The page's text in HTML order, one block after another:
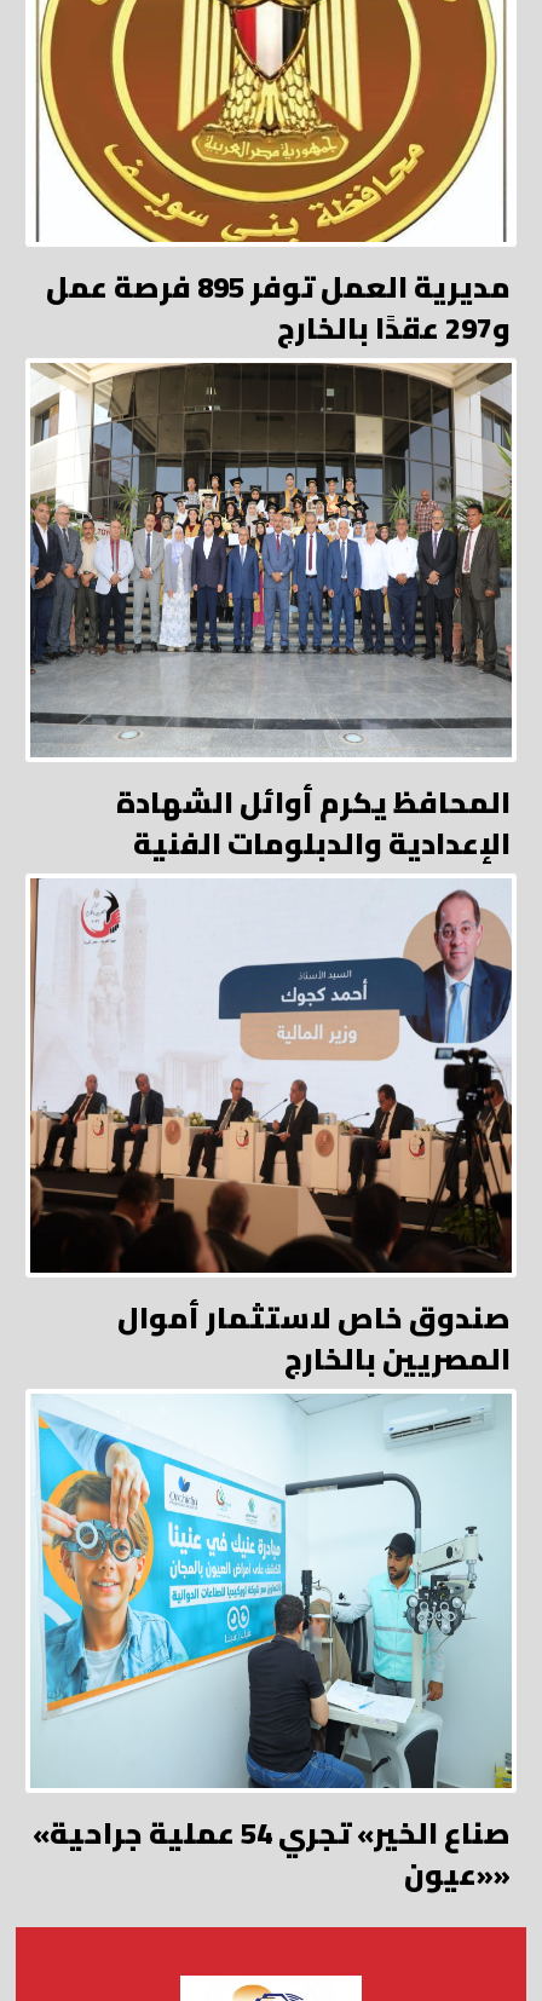
مديرية العمل توفر 895 فرصة عمل
و297 عقدًا بالخارج
المحافظ يكرم أوائل الشهادة
الإعدادية والدبلومات الفنية
صندوق خاص لاستثمار أموال
المصريين بالخارج
«صناع الخير» تجري 54 عملية جراحية
«عيون»